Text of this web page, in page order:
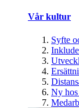
Vår kultur
Syfte
Ny hos